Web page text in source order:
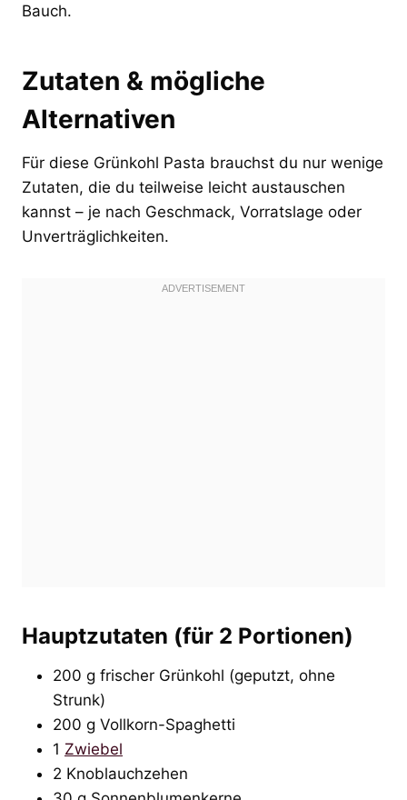
Bauch.
Zutaten & mögliche
Alternativen
Für diese Grünkohl Pasta brauchst du nur wenige
Zutaten, die du teilweise leicht austauschen
kannst – je nach Geschmack, Vorratslage oder
Unverträglichkeiten.
Hauptzutaten (für 2 Portionen)
200 g frischer Grünkohl (geputzt, ohne
Strunk)
200 g Vollkorn-Spaghetti
1 Zwiebel
2 Knoblauchzehen